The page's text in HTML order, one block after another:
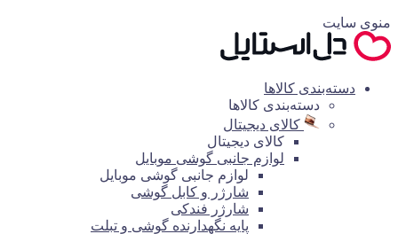
منوی سایت
دسته‌بندی کالاها
دسته‌بندی کالاها
کالای دیجیتال
کالای دیجیتال
لوازم جانبی گوشی موبایل
لوازم جانبی گوشی موبایل
شارژر و کابل گوشی
شارژر فندکی
پایه نگهدارنده گوشی و تبلت